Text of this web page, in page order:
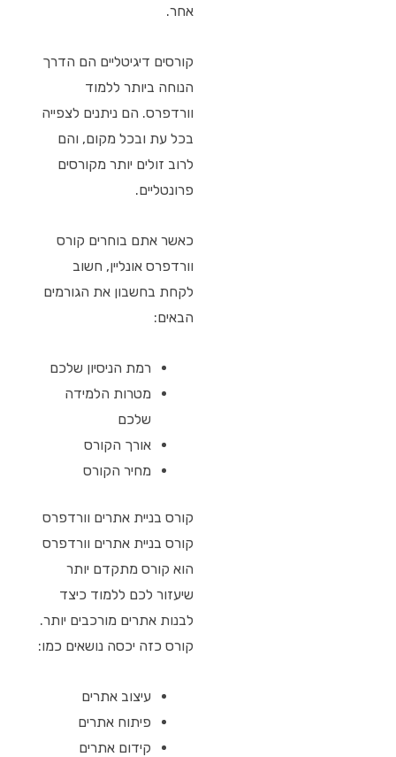
אחר.
קורסים דיגיטליים הם הדרך
הנוחה ביותר ללמוד
וורדפרס. הם ניתנים לצפייה
בכל עת ובכל מקום, והם
לרוב זולים יותר מקורסים
פרונטליים.
כאשר אתם בוחרים קורס
וורדפרס אונליין, חשוב
לקחת בחשבון את הגורמים
הבאים:
רמת הניסיון שלכם
מטרות הלמידה
שלכם
אורך הקורס
מחיר הקורס
קורס בניית אתרים וורדפרס
קורס בניית אתרים וורדפרס
הוא קורס מתקדם יותר
שיעזור לכם ללמוד כיצד
לבנות אתרים מורכבים יותר.
קורס כזה יכסה נושאים כמו:
עיצוב אתרים
פיתוח אתרים
קידום אתרים